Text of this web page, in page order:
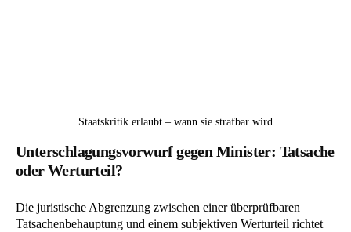
Staatskritik erlaubt – wann sie strafbar wird
Unterschlagungsvorwurf gegen Minister: Tatsache
oder Werturteil?
Die juristische Abgrenzung zwischen einer überprüfbaren
Tatsachenbehauptung und einem subjektiven Werturteil richtet